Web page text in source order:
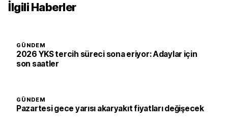
İlgili Haberler
GÜNDEM
2026 YKS tercih süreci sona eriyor: Adaylar için
son saatler
GÜNDEM
Pazartesi gece yarısı akaryakıt fiyatları değişecek